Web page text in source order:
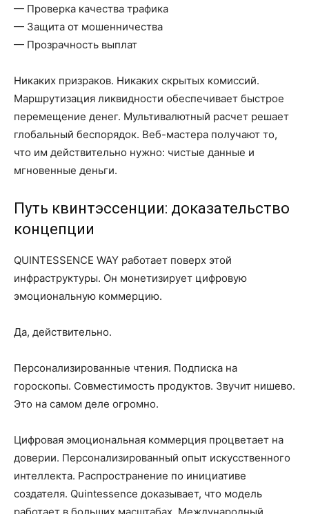
— Проверка качества трафика
— Защита от мошенничества
— Прозрачность выплат
Никаких призраков. Никаких скрытых комиссий.
Маршрутизация ликвидности обеспечивает быстрое
перемещение денег. Мультивалютный расчет решает
глобальный беспорядок. Веб-мастера получают то,
что им действительно нужно: чистые данные и
мгновенные деньги.
Путь квинтэссенции: доказательство
концепции
QUINTESSENCE WAY работает поверх этой
инфраструктуры. Он монетизирует цифровую
эмоциональную коммерцию.
Да, действительно.
Персонализированные чтения. Подписка на
гороскопы. Совместимость продуктов. Звучит нишево.
Это на самом деле огромно.
Цифровая эмоциональная коммерция процветает на
доверии. Персонализированный опыт искусственного
интеллекта. Распространение по инициативе
создателя. Quintessence доказывает, что модель